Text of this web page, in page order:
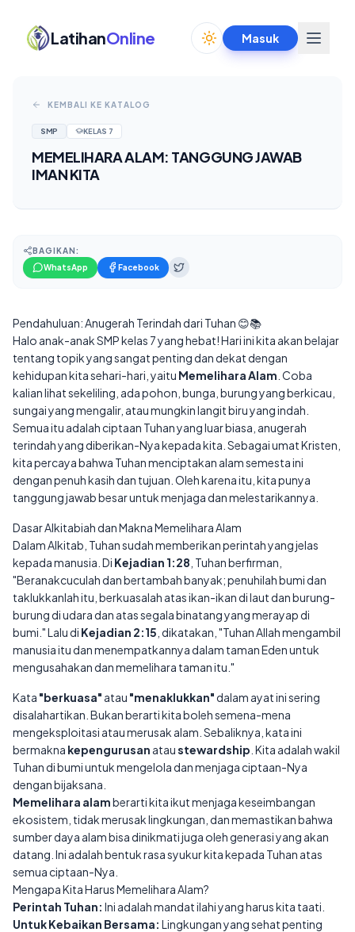
LatihanOnline Toggle theme
Masuk
KEMBALI KE KATALOG
SMP KELAS 7
MEMELIHARA ALAM: TANGGUNG JAWAB
IMAN KITA
BAGIKAN:
WhatsApp
Facebook
Pendahuluan: Anugerah Terindah dari Tuhan 😊📚
Halo anak-anak SMP kelas 7 yang hebat! Hari ini kita akan belajar
tentang topik yang sangat penting dan dekat dengan
kehidupan kita sehari-hari, yaitu Memelihara Alam . Coba
kalian lihat sekeliling, ada pohon, bunga, burung yang berkicau,
sungai yang mengalir, atau mungkin langit biru yang indah.
Semua itu adalah ciptaan Tuhan yang luar biasa, anugerah
terindah yang diberikan-Nya kepada kita. Sebagai umat Kristen,
kita percaya bahwa Tuhan menciptakan alam semesta ini
dengan penuh kasih dan tujuan. Oleh karena itu, kita punya
tanggung jawab besar untuk menjaga dan melestarikannya.
Dasar Alkitabiah dan Makna Memelihara Alam
Dalam Alkitab, Tuhan sudah memberikan perintah yang jelas
kepada manusia. Di Kejadian 1:28 , Tuhan berfirman,
"Beranakcuculah dan bertambah banyak; penuhilah bumi dan
taklukkanlah itu, berkuasalah atas ikan-ikan di laut dan burung-
burung di udara dan atas segala binatang yang merayap di
bumi." Lalu di Kejadian 2:15 , dikatakan, "Tuhan Allah mengambil
manusia itu dan menempatkannya dalam taman Eden untuk
mengusahakan dan memelihara taman itu."
Kata "berkuasa" atau "menaklukkan"dalam ayat ini sering
disalahartikan. Bukan berarti kita boleh semena-mena
mengeksploitasi atau merusak alam. Sebaliknya, kata ini
bermakna kepengurusan ataustewardship . Kita adalah wakil
Tuhan di bumi untuk mengelola dan menjaga ciptaan-Nya
dengan bijaksana.
Memelihara alamberarti kita ikut menjaga keseimbangan
ekosistem, tidak merusak lingkungan, dan memastikan bahwa
sumber daya alam bisa dinikmati juga oleh generasi yang akan
datang. Ini adalah bentuk rasa syukur kita kepada Tuhan atas
semua ciptaan-Nya.
Mengapa Kita Harus Memelihara Alam?
Perintah Tuhan: Ini adalah mandat ilahi yang harus kita taati.
Untuk Kebaikan Bersama: Lingkungan yang sehat penting